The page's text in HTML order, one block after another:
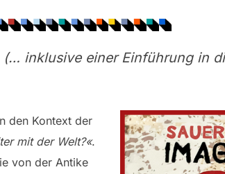
(… inklusive einer Einführung in
den Kontext der
mit der Welt?«.
von der Antike